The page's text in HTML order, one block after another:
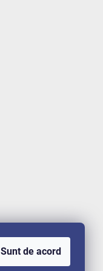
Sunt de acord